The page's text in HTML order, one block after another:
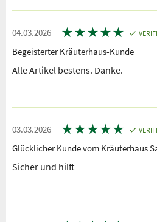
04.03.2026 ★★★★★
Begeisterter Kräuterhaus-Kunde
Alle Artikel bestens. Danke.
03.03.2026 ★★★★★
Glücklicher Kunde vom Kräuterhaus
Sicher und hilft